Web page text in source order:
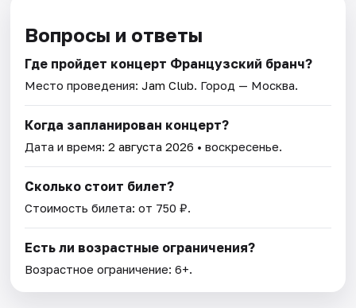
Вопросы и ответы
Где пройдет концерт Французский бранч?
Место проведения:Jam Club. Город — Москва.
Когда запланирован концерт?
Дата и время:2 августа 2026 • воскресенье.
Сколько стоит билет?
Стоимость билета: от 750 ₽.
Есть ли возрастные ограничения?
Возрастное ограничение: 6+.